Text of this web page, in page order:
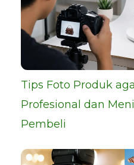
Tips Foto Produk
Profesional dan
Pembeli